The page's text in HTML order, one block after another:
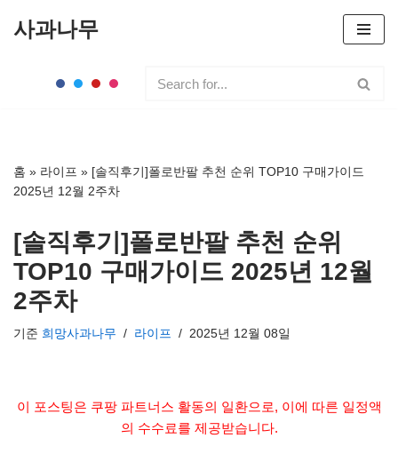
뛰
기
사과나무
홈 » 라이프 » [솔직후기]폴로반팔 추천 순위 TOP10 구매가이드
2025년 12월 2주차
[솔직후기]폴로반팔 추천 순위
TOP10 구매가이드 2025년 12월
2주차
기준 희망사과나무 라이프 2025년 12월 08일
이 포스팅은 쿠팡 파트너스 활동의 일환으로, 이에 따른 일정액
의 수수료를 제공받습니다.